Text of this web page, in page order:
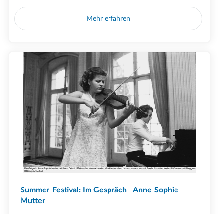
Mehr erfahren
Summer-Festival: Im Gespräch - Anne-Sophie
Mutter